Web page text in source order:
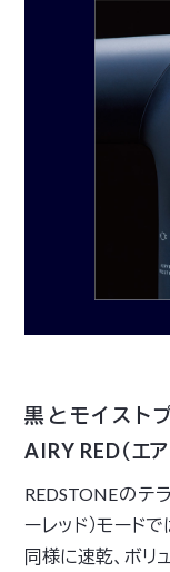
黒とモイスト
AIRY RED（エ
REDSTONEのテ
ーレッド）モード
同様に速乾、ボリ